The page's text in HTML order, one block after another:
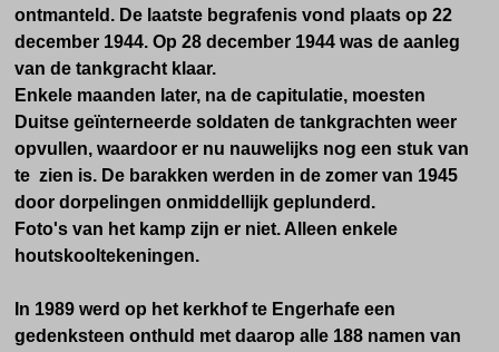
ontmanteld. De laatste begrafenis vond plaats op 22
december 1944. Op 28 december 1944 was de aanleg
van de tankgracht klaar.
Enkele maanden later, na de capitulatie, moesten
Duitse geïnterneerde soldaten de tankgrachten weer
opvullen, waardoor er nu nauwelijks nog een stuk van
te zien is. De barakken werden in de zomer van 1945
door dorpelingen onmiddellijk geplunderd.
Foto's van het kamp zijn er niet. Alleen enkele
houtskooltekeningen.
In 1989 werd op het kerkhof te Engerhafe een
gedenksteen onthuld met daarop alle 188 namen van